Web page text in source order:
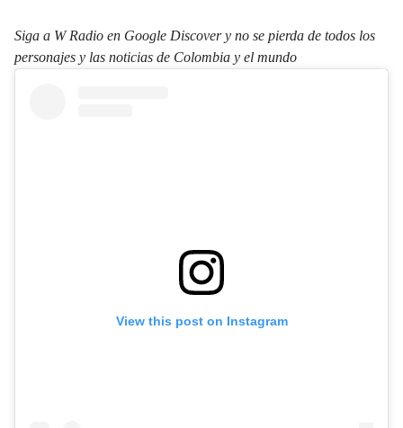
Siga a W Radio en Google Discover y no se pierda de todos los
personajes y las noticias de Colombia y el mundo
View this post on Instagram